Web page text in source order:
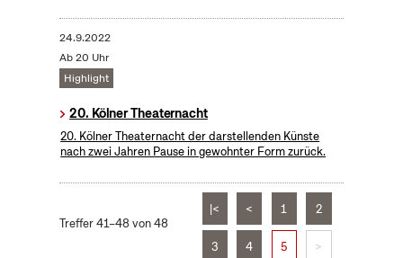
24.9.2022
Ab 20 Uhr
Highlight
20. Kölner Theaternacht
20. Kölner Theaternacht der darstellenden Künste
nach zwei Jahren Pause in gewohnter Form zurück.
Treffer 41–48 von 48
|< < 1 2
3 4 5 >